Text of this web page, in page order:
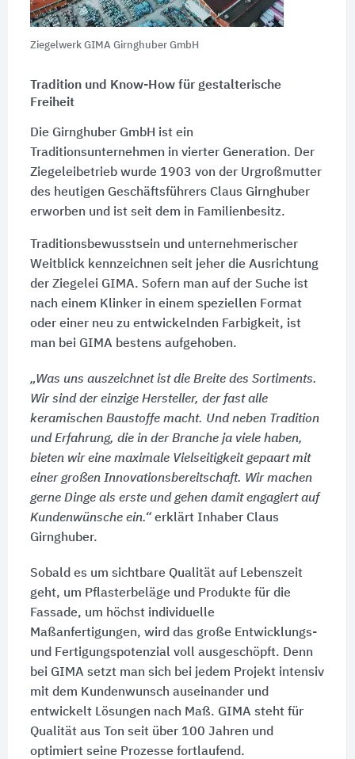
Ziegelwerk GIMA Girnghuber GmbH
Tradition und Know-How für gestalterische
Freiheit
Die Girnghuber GmbH ist ein
Traditionsunternehmen in vierter Generation. Der
Ziegeleibetrieb wurde 1903 von der Urgroßmutter
des heutigen Geschäftsführers Claus Girnghuber
erworben und ist seit dem in Familienbesitz.
Traditionsbewusstsein und unternehmerischer
Weitblick kennzeichnen seit jeher die Ausrichtung
der Ziegelei GIMA. Sofern man auf der Suche ist
nach einem Klinker in einem speziellen Format
oder einer neu zu entwickelnden Farbigkeit, ist
man bei GIMA bestens aufgehoben.
„Was uns auszeichnet ist die Breite des Sortiments.
Wir sind der einzige Hersteller, der fast alle
keramischen Baustoffe macht. Und neben Tradition
und Erfahrung, die in der Branche ja viele haben,
bieten wir eine maximale Vielseitigkeit gepaart mit
einer großen Innovationsbereitschaft. Wir machen
gerne Dinge als erste und gehen damit engagiert auf
Kundenwünsche ein.“ erklärt Inhaber Claus
Girnghuber.
Sobald es um sichtbare Qualität auf Lebenszeit
geht, um Pflasterbeläge und Produkte für die
Fassade, um höchst individuelle
Maßanfertigungen, wird das große Entwicklungs-
und Fertigungspotenzial voll ausgeschöpft. Denn
bei GIMA setzt man sich bei jedem Projekt intensiv
mit dem Kundenwunsch auseinander und
entwickelt Lösungen nach Maß. GIMA steht für
Qualität aus Ton seit über 100 Jahren und
optimiert seine Prozesse fortlaufend.